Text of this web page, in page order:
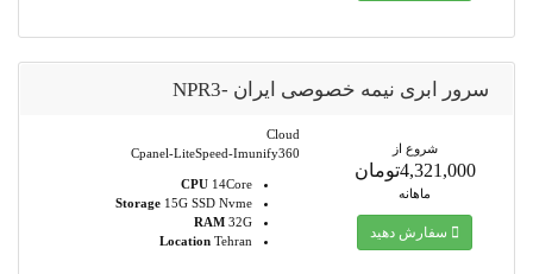
سرور ابری نیمه خصوصی ایران -NPR3
Cloud
Cpanel-LiteSpeed-Imunify360
CPU14Core
Storage15G SSD Nvme
RAM32G
LocationTehran
شروع از
4,321,000تومان
ماهانه
سفارش دهید